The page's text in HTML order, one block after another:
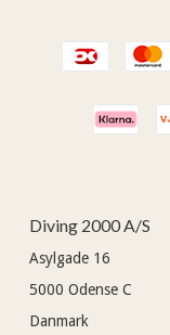
Diving 2000 A/S
Asylgade 16
5000 Odense C
Danmark